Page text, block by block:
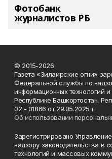
Фотобанк
журналистов РБ
© 2015-2026
Газета «Зилаирские огни»
Федеральной службы по
информационных технологий
Республике Башкортостан.
02 - 01866 от 29.05.2025 г.
Об использовании
Зарегистрировано
надзору законодательства в
технологий и массовых